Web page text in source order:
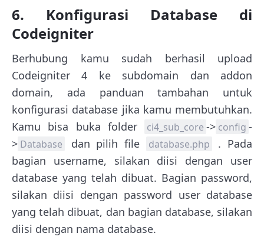
6. Konfigurasi Database di
Codeigniter
Berhubung kamu sudah berhasil upload
Codeigniter 4 ke subdomain dan addon
domain, ada panduan tambahan untuk
konfigurasi database jika kamu membutuhkan.
Kamu bisa buka folder
ci4_sub_core -> config -
> Database dan pilih file database.php
. Pada
bagian username, silakan diisi dengan user
database yang telah dibuat. Bagian password,
silakan diisi dengan password user database
yang telah dibuat, dan bagian database, silakan
diisi dengan nama database.